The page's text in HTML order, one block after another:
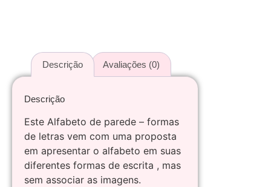
Descrição Avaliações (0)
Descrição
Este Alfabeto de parede – formas
de letras vem com uma proposta
em apresentar o alfabeto em suas
diferentes formas de escrita , mas
sem associar as imagens.